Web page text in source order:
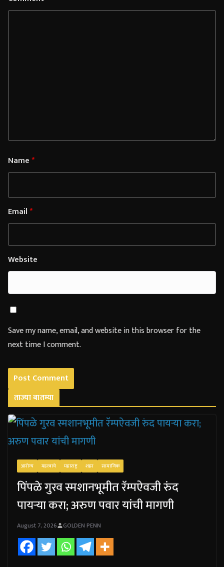
Name*
Email*
Website
Save my name, email, and website in this browser for the
next time I comment.
ताज्या बातम्या
आरोग्य महत्त्वाचे महाराष्ट्र शहर सामाजिक
पिंपळे गुरव स्मशानभूमीत रॅम्पऐवजी रुंद
पायऱ्या करा; अरुण पवार यांची मागणी
August 7, 2026 GOLDEN PENN